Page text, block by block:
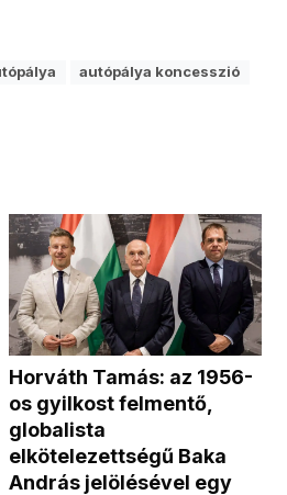
autópálya koncesszió
Horváth Tamás: az 1956-
os gyilkost felmentő,
globalista
elkötelezettségű Baka
András jelölésével egy